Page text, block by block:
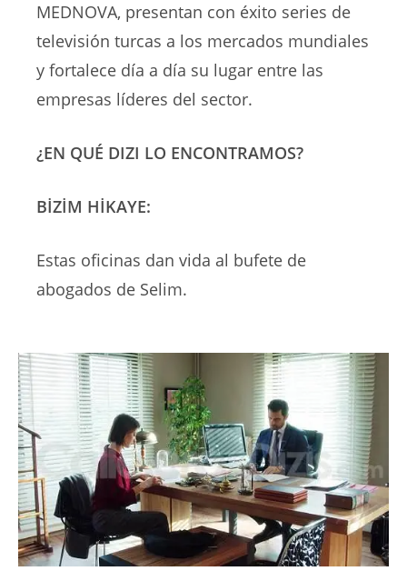
MEDNOVA, presentan con éxito series de
televisión turcas a los mercados mundiales
y fortalece día a día su lugar entre las
empresas líderes del sector.
¿EN QUÉ DIZI LO ENCONTRAMOS?
BİZİM HİKAYE:
Estas oficinas dan vida al bufete de
abogados de Selim.